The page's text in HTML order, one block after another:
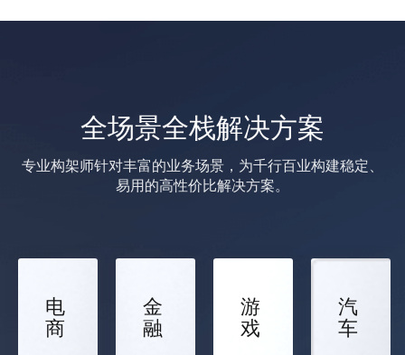
全场景全栈解决方案
专业构架师针对丰富的业务场景，为千行百业构建稳定、
易用的高性价比解决方案。
电
商
金
融
游
戏
汽
车